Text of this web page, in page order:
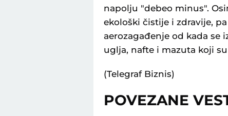
napolju "debeo minus".
ekološki čistije i zdravije,
aerozagađenje od kada se
uglja, nafte i mazuta koji
(Telegraf Biznis)
POVEZANE